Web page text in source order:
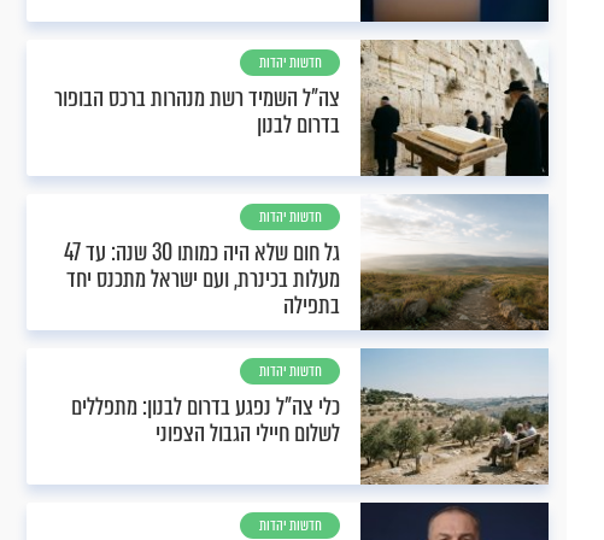
חדשות יהדות
צה"ל השמיד רשת מנהרות ברכס הבופור
בדרום לבנון
חדשות יהדות
גל חום שלא היה כמותו 30 שנה: עד 47
מעלות בכינרת, ועם ישראל מתכנס יחד
בתפילה
חדשות יהדות
כלי צה"ל נפגע בדרום לבנון: מתפללים
לשלום חיילי הגבול הצפוני
חדשות יהדות